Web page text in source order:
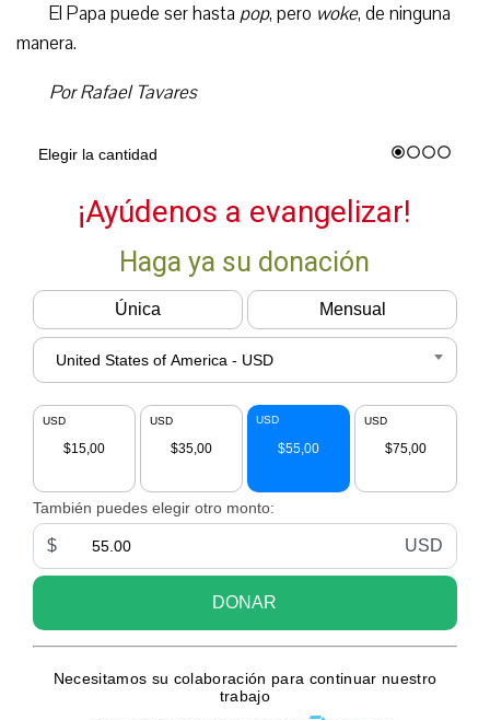
El Papa puede ser hasta pop, pero woke, de ninguna
manera.
Por Rafael Tavares